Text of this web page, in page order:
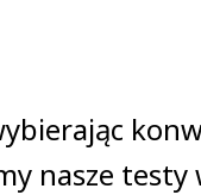
nasze testy